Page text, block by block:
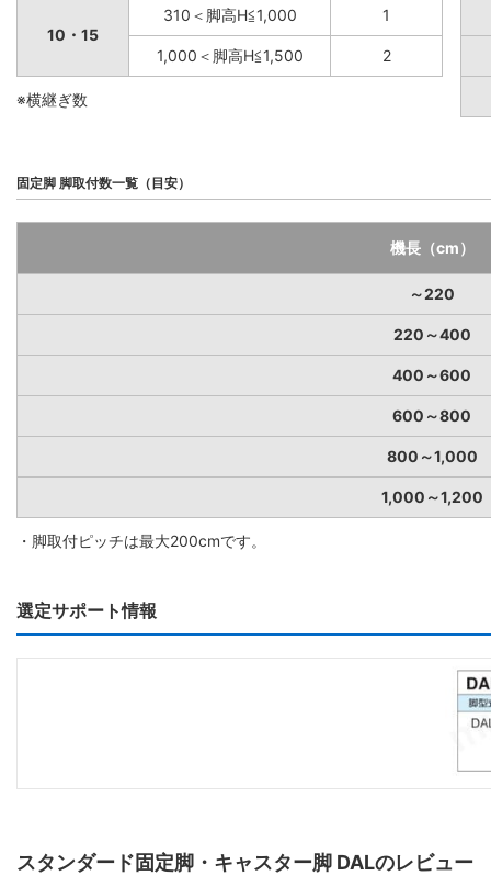
10・15
310＜脚高H≦1,000 1
1,000＜脚高H≦1,500 2
※横継ぎ数
固定脚 脚取付数一覧（目安）
機長（cm）
～220
220～400
400～600
600～800
800～1,000
1,000～1,200
・脚取付ピッチは最大200cmです。
選定サポート情報
スタンダード固定脚・キャスター脚 DALのレビュー